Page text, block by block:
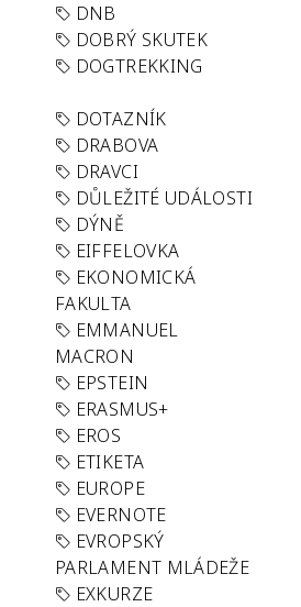
DNB
DOBRÝ SKUTEK
DOGTREKKING
DOTAZNÍK
DRABOVA
DRAVCI
DŮLEŽITÉ UDÁLOSTI
DÝNĚ
EIFFELOVKA
EKONOMICKÁ
FAKULTA
EMMANUEL
MACRON
EPSTEIN
ERASMUS+
EROS
ETIKETA
EUROPE
EVERNOTE
EVROPSKÝ
PARLAMENT MLÁDEŽE
EXKURZE